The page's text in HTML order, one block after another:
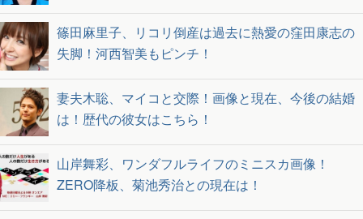
篠田麻里子、リコリ倒産は過去に熱愛の窪田康志の
失脚！河西智美もピンチ！
妻夫木聡、マイコと交際！画像と現在、今後の結婚
は！歴代の彼女はこちら！
山岸舞彩、ワンダフルライフのミニスカ画像！
ZERO降板、菊池秀治との現在は！